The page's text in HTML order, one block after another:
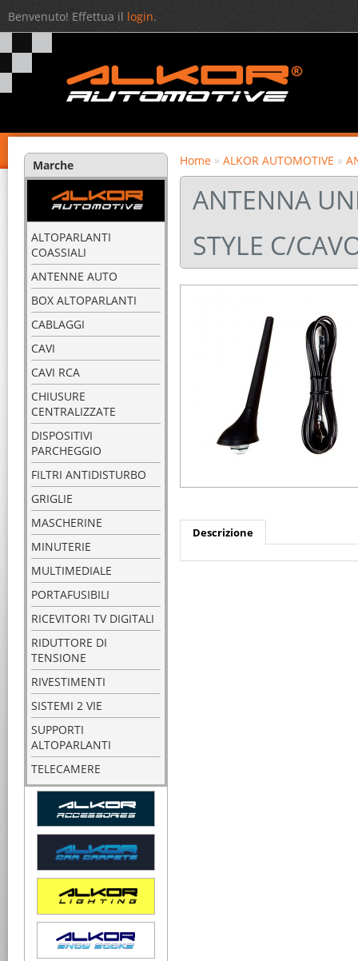
Benvenuto! Effettua il login.
Marche
ALTOPARLANTI
COASSIALI
ANTENNE AUTO
BOX ALTOPARLANTI
CABLAGGI
CAVI
CAVI RCA
CHIUSURE
CENTRALIZZATE
DISPOSITIVI
PARCHEGGIO
FILTRI ANTIDISTURBO
GRIGLIE
MASCHERINE
MINUTERIE
MULTIMEDIALE
PORTAFUSIBILI
RICEVITORI TV DIGITALI
RIDUTTORE DI
TENSIONE
RIVESTIMENTI
SISTEMI 2 VIE
SUPPORTI
ALTOPARLANTI
TELECAMERE
Home » ALKOR AUTOMOTIVE »
ANTENNA
STYLE C/
Descrizione